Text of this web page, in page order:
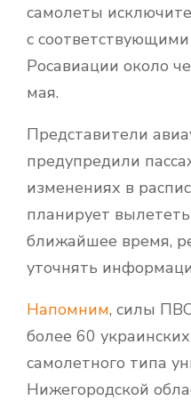
самолеты
с
Росавиации около
мая.
Представители
предупредили
изменениях в
планирует
ближайшее время,
уточнять
Напомним, силы
более 60
самолетного типа
Нижегородской